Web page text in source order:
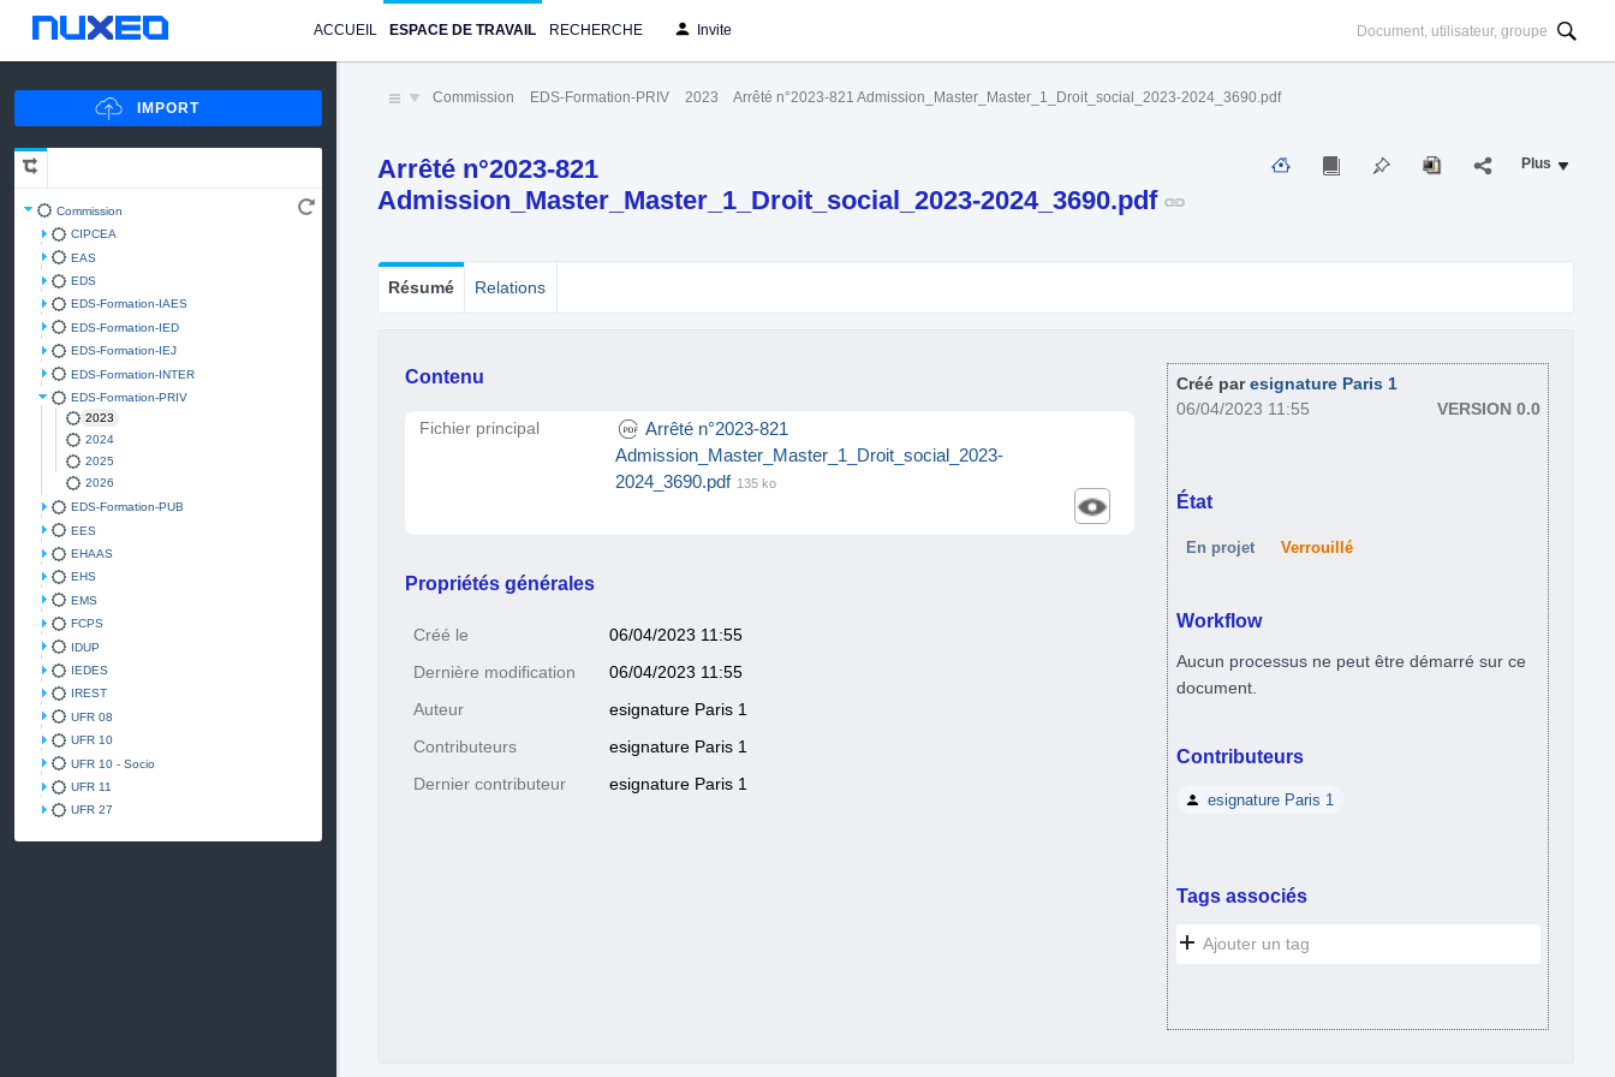
ACCUEIL ESPACE DE TRAVAIL RECHERCHE Invite
Commission
CIPCEA
EAS
EDS
EDS-Formation-IAES
EDS-Formation-IED
EDS-Formation-IEJ
EDS-Formation-INTER
EDS-Formation-PRIV
2023
2024
2025
2026
EDS-Formation-PUB
EES
EHAAS
EHS
EMS
FCPS
IDUP
IEDES
IREST
UFR 08
UFR 10
UFR 10 - Socio
UFR 11
UFR 27
Commission EDS-Formation-PRIV 2023 Arrêté n°2023-821 Admission_Master_Master_1_Droit_social_2023-2024_3690.pdf
Arrêté n°2023-821
Admission_Master_Master_1_Droit_social_2023-2024_3690.pdf
Plus
Résumé Relations
Contenu
Fichier principal
Arrêté n°2023-821
Admission_Master_Master_1_Droit_social_2023-
2024_3690.pdf 135 ko
Propriétés générales
Créé le 06/04/2023 11:55
Dernière modification 06/04/2023 11:55
Auteur esignature Paris 1
Contributeurs esignature Paris 1
Dernier contributeur esignature Paris 1
Créé paresignature Paris 1
06/04/2023 11:55
VERSION 0.0
État
En projet Verrouillé
Workflow
Aucun processus ne peut être démarré sur ce
document.
Contributeurs
esignature Paris 1
Tags associés